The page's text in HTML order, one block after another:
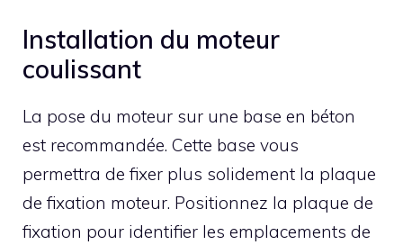
Installation du moteur
coulissant
La pose du moteur sur une base en béton
est recommandée. Cette base vous
permettra de fixer plus solidement la plaque
de fixation moteur. Positionnez la plaque de
fixation pour identifier les emplacements de